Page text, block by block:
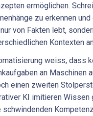
ermöglichen.
zu erkennen
von Fakten lebt,
Kontexten
weiss, dass
an Maschinen
einen zweiten
KI imitieren Wissen